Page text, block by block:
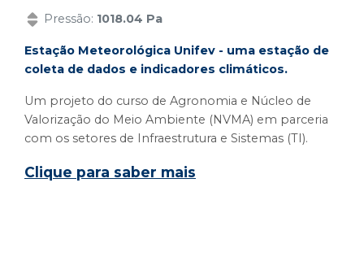
Pressão: 1018.04 Pa
Estação Meteorológica Unifev - uma estação de
coleta de dados e indicadores climáticos.
Um projeto do curso de Agronomia e Núcleo de
Valorização do Meio Ambiente (NVMA) em parceria
com os setores de Infraestrutura e Sistemas (TI).
Clique para saber mais